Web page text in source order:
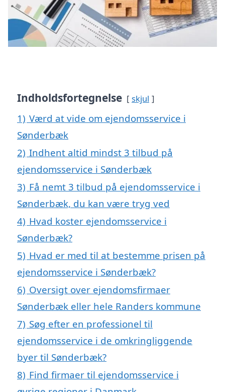
Indholdsfortegnelse skjul
1) Værd at vide om ejendomsservice i
Sønderbæk
2) Indhent altid mindst 3 tilbud på
ejendomsservice i Sønderbæk
3) Få nemt 3 tilbud på ejendomsservice i
Sønderbæk, du kan være tryg ved
4) Hvad koster ejendomsservice i
Sønderbæk?
5) Hvad er med til at bestemme prisen på
ejendomsservice i Sønderbæk?
6) Oversigt over ejendomsfirmaer
Sønderbæk eller hele Randers kommune
7) Søg efter en professionel til
ejendomsservice i de omkringliggende
byer til Sønderbæk?
8) Find firmaer til ejendomsservice i